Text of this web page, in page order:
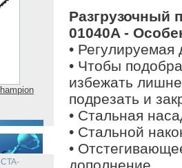
Разгрузочный
01040A -
•
• Чтобы
избежать
подрезать и
• Стальная
• Стальной
•